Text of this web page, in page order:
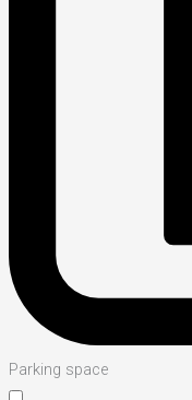
Parking space